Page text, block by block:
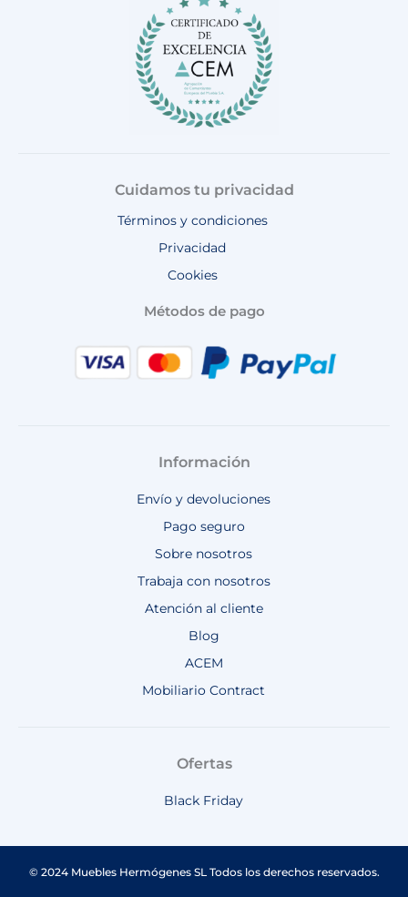
a
m
Cuidamos tu privacidad
Términos y condiciones
Privacidad
Cookies
Métodos de pago
Información
Envío y devoluciones
Pago seguro
Sobre nosotros
Trabaja con nosotros
Atención al cliente
Blog
ACEM
Mobiliario Contract
Ofertas
Black Friday
© 2024 Muebles Hermógenes SL Todos los derechos reservados.